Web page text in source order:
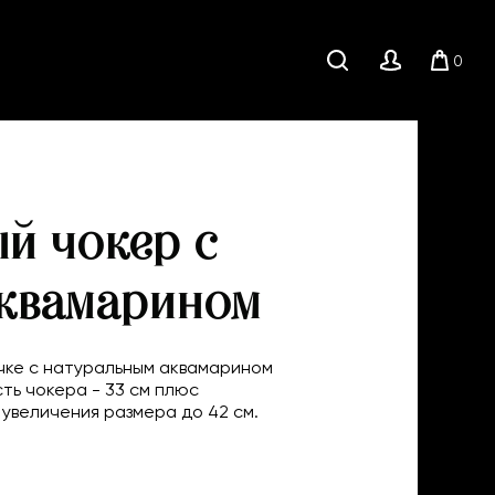
Поиск Личный 0
чокер с
с натуральным аквамарином
чокера - 33 см плюс
размера до 42 см.